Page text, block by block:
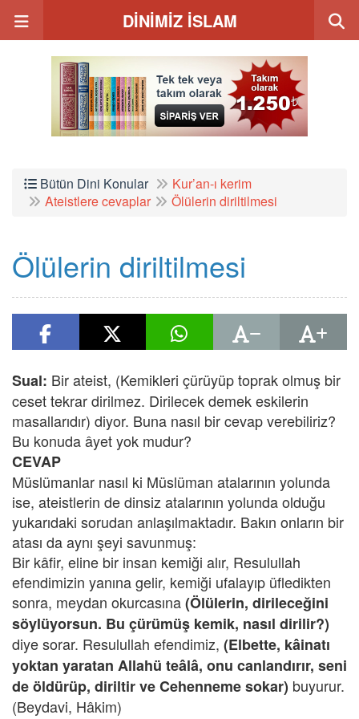
DİNİMİZ İSLAM
Bütün Dini Konular
Kur’an-ı kerim
Ateistlere cevaplar
Ölülerin diriltilmesi
Ölülerin diriltilmesi
Sual: Bir ateist, (Kemikleri çürüyüp toprak olmuş bir
ceset tekrar dirilmez. Dirilecek demek eskilerin
masallarıdır) diyor. Buna nasıl bir cevap verebiliriz?
Bu konuda âyet yok mudur?
CEVAP
Müslümanlar nasıl ki Müslüman atalarının yolunda
ise, ateistlerin de dinsiz atalarının yolunda olduğu
yukarıdaki sorudan anlaşılmaktadır. Bakın onların bir
atası da aynı şeyi savunmuş:
Bir kâfir, eline bir insan kemiği alır, Resulullah
efendimizin yanına gelir, kemiği ufalayıp üfledikten
sonra, meydan okurcasına(Ölülerin, dirileceğini
söylüyorsun. Bu çürümüş kemik, nasıl dirilir?)
diye sorar. Resulullah efendimiz, (Elbette, kâinatı
yoktan yaratan Allahü teâlâ, onu canlandırır, seni
de öldürüp, diriltir ve Cehenneme sokar) buyurur.
(Beydavi, Hâkim)